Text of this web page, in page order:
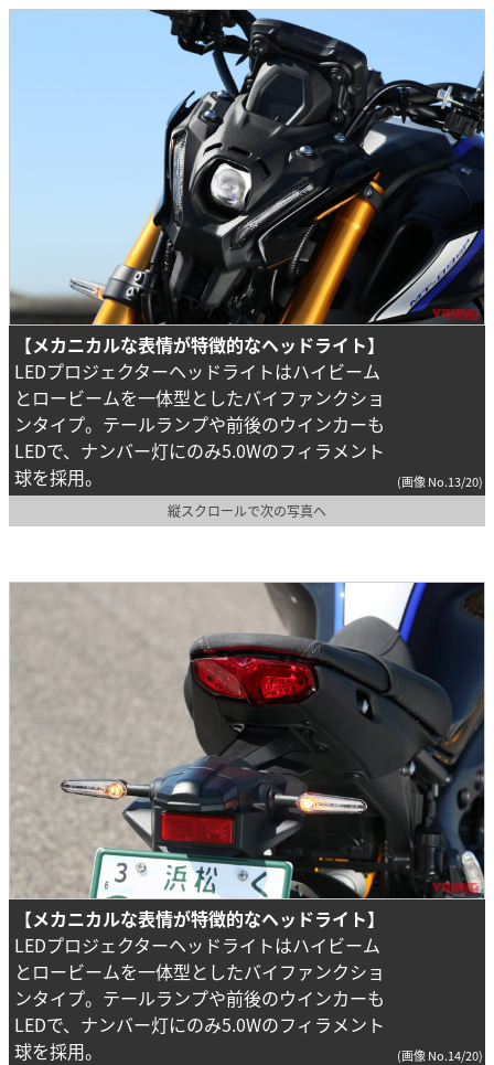
【メカニカルな表情が特徴的なヘッドライト】
LEDプロジェクターヘッドライトはハイビーム
とロービームを一体型としたバイファンクショ
ンタイプ。テールランプや前後のウインカーも
LEDで、ナンバー灯にのみ5.0Wのフィラメント
球を採用。
(画像 No.13/20)
縦スクロールで次の写真へ
【メカニカルな表情が特徴的なヘッドライト】
LEDプロジェクターヘッドライトはハイビーム
とロービームを一体型としたバイファンクショ
ンタイプ。テールランプや前後のウインカーも
LEDで、ナンバー灯にのみ5.0Wのフィラメント
球を採用。
(画像 No.14/20)